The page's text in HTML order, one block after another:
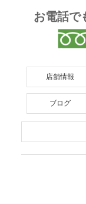
お電話で
店舗情報
ブログ